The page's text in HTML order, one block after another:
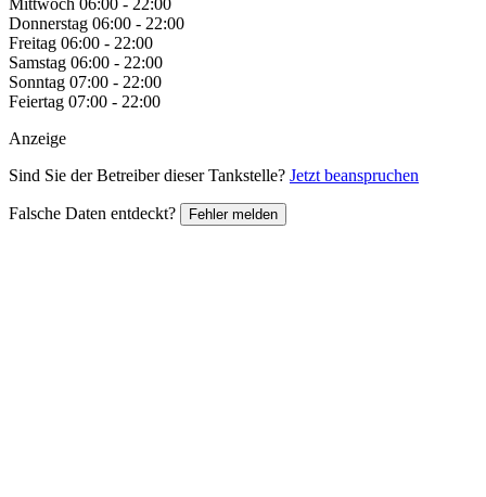
Mittwoch 06:00 - 22:00
Donnerstag 06:00 - 22:00
Freitag 06:00 - 22:00
Samstag 06:00 - 22:00
Sonntag 07:00 - 22:00
Feiertag 07:00 - 22:00
Anzeige
Sind Sie der Betreiber dieser Tankstelle? Jetzt beanspruchen
Falsche Daten entdeckt? Fehler melden